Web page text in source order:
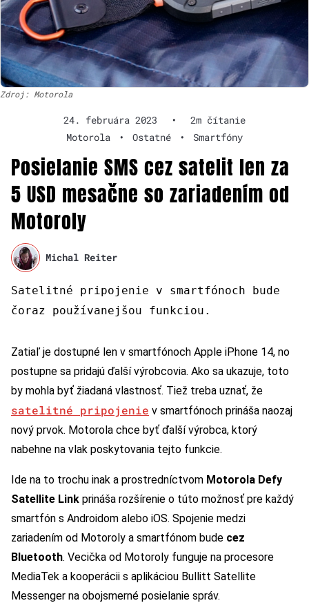
Zdroj: Motorola
24. februára 2023 •
2m čítanie
Motorola
• Ostatné • Smartfóny
Posielanie SMS cez satelit len za
5 USD mesačne so zariadením od
Motoroly
Michal Reiter
Satelitné pripojenie v smartfónoch bude
čoraz používanejšou funkciou.
Zatiaľ je dostupné len v smartfónoch Apple iPhone 14, no
postupne sa pridajú ďalší výrobcovia. Ako sa ukazuje, toto
by mohla byť žiadaná vlastnosť. Tiež treba uznať, že
satelitné pripojenie v smartfónoch prináša naozaj
nový prvok. Motorola chce byť ďalší výrobca, ktorý
nabehne na vlak poskytovania tejto funkcie.
Ide na to trochu inak a prostredníctvom Motorola Defy
Satellite Link prináša rozšírenie o túto možnosť pre každý
smartfón s Androidom alebo iOS. Spojenie medzi
zariadením od Motoroly a smartfónom bude cez
Bluetooth. Vecička od Motoroly funguje na procesore
MediaTek a kooperácii s aplikáciou Bullitt Satellite
Messenger na obojsmerné posielanie správ.